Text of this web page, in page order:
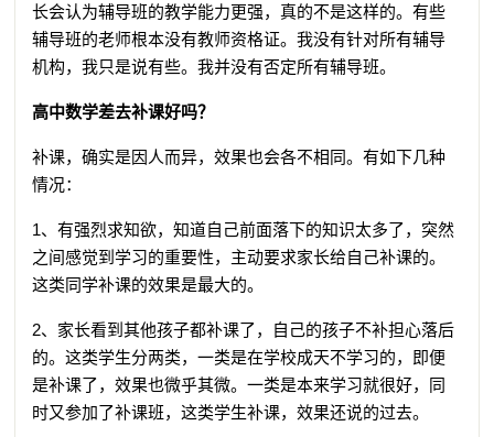
长会认为辅导班的教学能力更强，真的不是这样的。有些
辅导班的老师根本没有教师资格证。我没有针对所有辅导
机构，我只是说有些。我并没有否定所有辅导班。
高中数学差去补课好吗？
补课，确实是因人而异，效果也会各不相同。有如下几种
情况：
1、有强烈求知欲，知道自己前面落下的知识太多了，突然
之间感觉到学习的重要性，主动要求家长给自己补课的。
这类同学补课的效果是最大的。
2、家长看到其他孩子都补课了，自己的孩子不补担心落后
的。这类学生分两类，一类是在学校成天不学习的，即便
是补课了，效果也微乎其微。一类是本来学习就很好，同
时又参加了补课班，这类学生补课，效果还说的过去。